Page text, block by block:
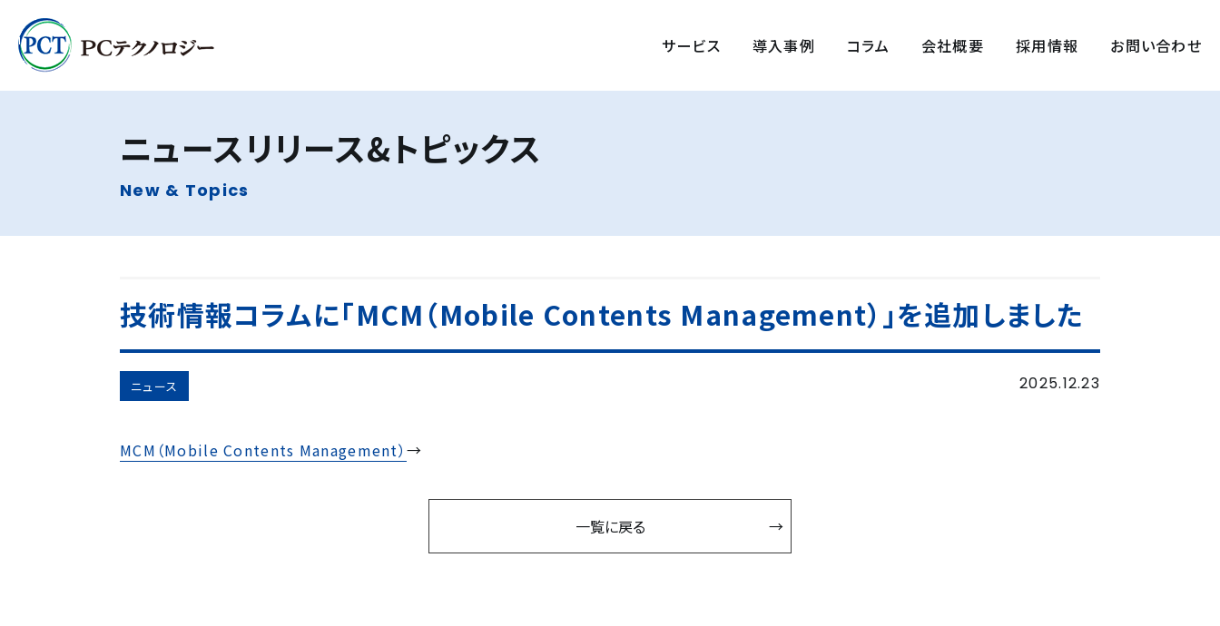
サービス 導入事例 コラム 会社概要 採用情報 お問い合わせ
ニュースリリース&トピックス
New & Topics
技術情報コラムに「MCM（Mobile Contents Management）」を追加しました
ニュース 2025.12.23
MCM（Mobile Contents Management） →
一覧に戻る